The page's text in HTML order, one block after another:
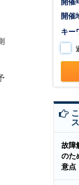
開催
キー
故障
のた
意点